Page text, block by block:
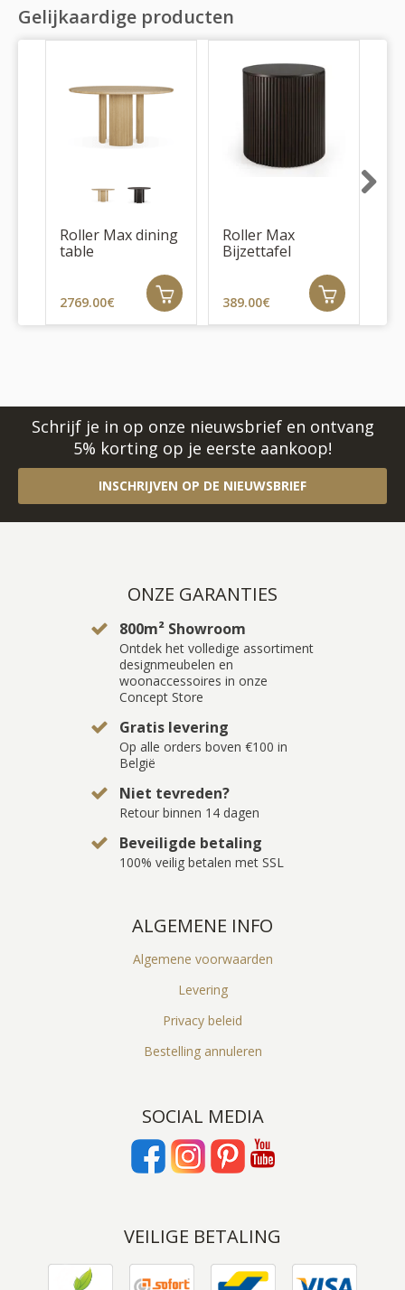
Gelijkaardige producten
Roller Max dining
table
2769.00€
Roller Max
Bijzettafel
389.00€
Schrijf je in op onze nieuwsbrief en ontvang
5% korting op je eerste aankoop!
INSCHRIJVEN OP DE NIEUWSBRIEF
ONZE GARANTIES
800m² Showroom
Ontdek het volledige assortiment
designmeubelen en
woonaccessoires in onze
Concept Store
Gratis levering
Op alle orders boven €100 in
België
Niet tevreden?
Retour binnen 14 dagen
Beveiligde betaling
100% veilig betalen met SSL
ALGEMENE INFO
Algemene voorwaarden
Levering
Privacy beleid
Bestelling annuleren
SOCIAL MEDIA
VEILIGE BETALING